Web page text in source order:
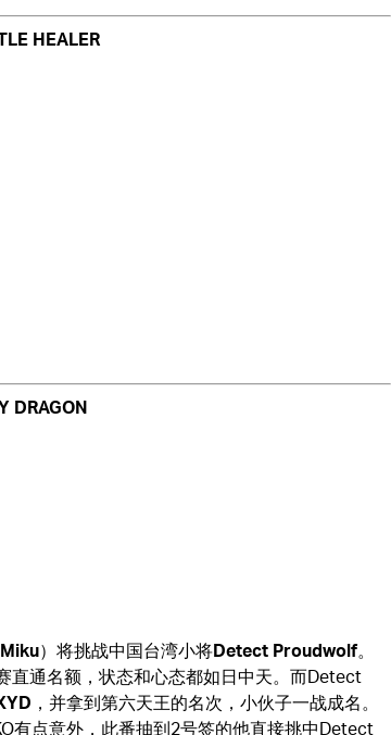
HEALER
DRAGON
Miku）将挑战中国台湾小将Detect Proudwolf。
直通名额，状态和心态都如日中天。而Detect
，并拿到第六天王的名次，小伙子一战成名。
有点意外，此番抽到2号签的他直接挑中Detect